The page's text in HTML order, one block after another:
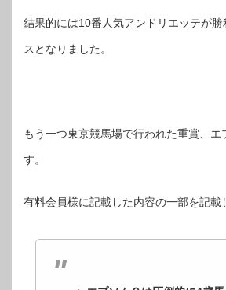
結果的には10番人気アンドリエッテが
スとなりました。
もう一つ東京競馬場で行われた重賞、エ
す。
有料会員様に記載した内容の一部を記載